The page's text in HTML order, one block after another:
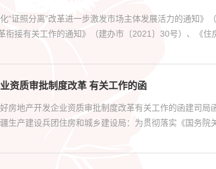
证照分离”改革进一步激发市场主体发展活力的通知》
衔接有关工作的通知》（建办市〔2021〕30号）、《住
资质审批制度改革 有关工作的函
房地产开发企业资质审批制度改革有关工作的函建司局
产建设兵团住房和城乡建设局：为贯彻落实《国务院